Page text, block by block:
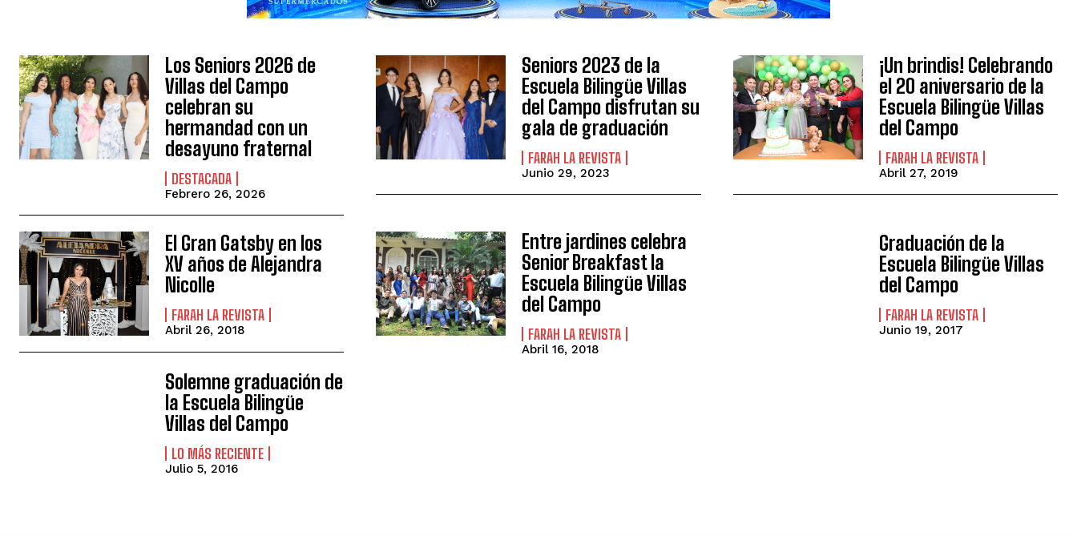
Los Seniors 2026 de
Villas del Campo
celebran su
hermandad con un
desayuno fraternal
DESTACADA
Febrero 26, 2026
Seniors 2023 de la
Escuela Bilingüe Villas
del Campo disfrutan su
gala de graduación
FARAH LA REVISTA
Junio 29, 2023
¡Un brindis! Celebrando
el 20 aniversario de la
Escuela Bilingüe Villas
del Campo
FARAH LA REVISTA
Abril 27, 2019
El Gran Gatsby en los
XV años de Alejandra
Nicolle
FARAH LA REVISTA
Abril 26, 2018
Entre jardines celebra
Senior Breakfast la
Escuela Bilingüe Villas
del Campo
FARAH LA REVISTA
Abril 16, 2018
Graduación de la
Escuela Bilingüe Villas
del Campo
FARAH LA REVISTA
Junio 19, 2017
Solemne graduación de
la Escuela Bilingüe
Villas del Campo
LO MÁS RECIENTE
Julio 5, 2016